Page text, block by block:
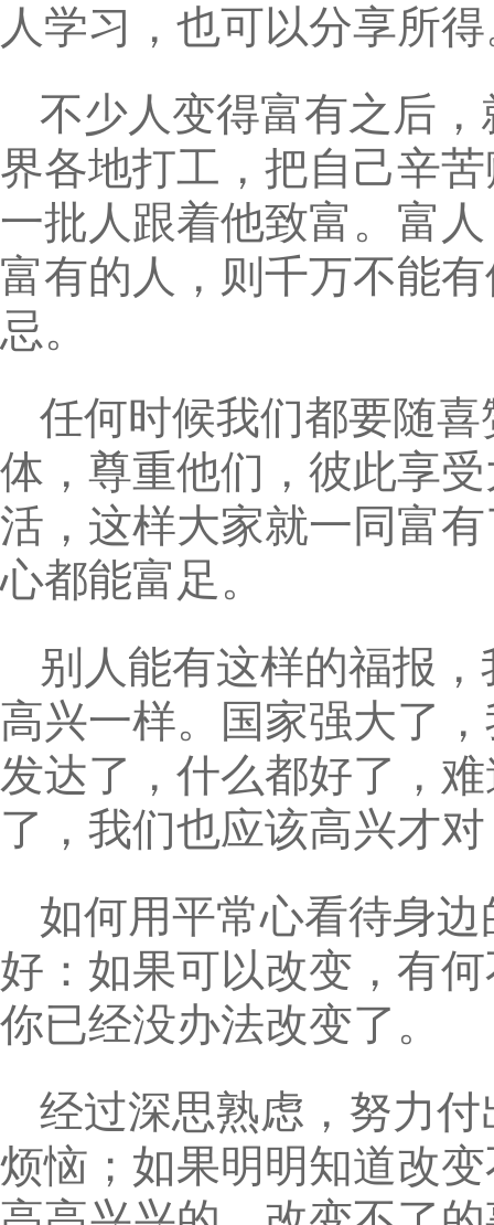
人学习，也可以分享所
不少人变得富有之后
界各地打工，把自己辛
一批人跟着他致富。富
富有的人，则千万不能
忌。
任何时候我们都要随
体，尊重他们，彼此享
活，这样大家就一同富
心都能富足。
别人能有这样的福报
高兴一样。国家强大了
发达了，什么都好了，
了，我们也应该高兴才
如何用平常心看待身
好：如果可以改变，有
你已经没办法改变了。
经过深思熟虑，努力
烦恼；如果明明知道改